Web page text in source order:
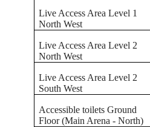
Live Access Area Level 1
North West
Live Access Area Level 2
North West
Live Access Area Level 2
South West
Accessible toilets Ground
Floor (Main Arena - North)